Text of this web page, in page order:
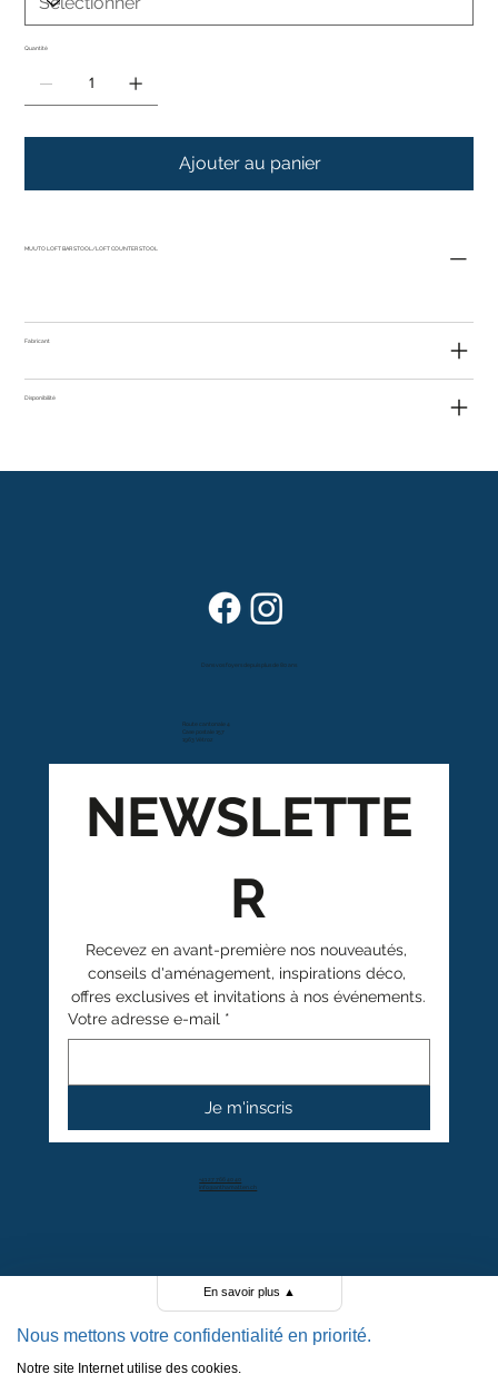
Quantité
Ajouter au panier
MUUTO LOFT BAR STOOL/LOFT COUNTER STOOL
Fabricant
Disponibilité
Route cantonale 4
Case postale 157
1963 Vétroz
POLITIQUE DE CONFIDENTIALITÉ
Dans vos foyers depuis plus de 80 ans
+41 27 766 40 40
info@anthamatten.ch
NEWSLETTE
R
Recevez en avant-première nos nouveautés,
conseils d'aménagement, inspirations déco,
offres exclusives et invitations à nos événements.
Votre adresse e-mail *
Je m'inscris
4.4
+ de 100 avis clients
En savoir plus ▲
Nous mettons votre confidentialité en priorité.
Notre site Internet utilise des cookies.